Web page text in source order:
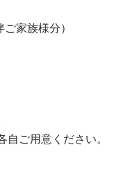
家族様分）
ご用意ください。